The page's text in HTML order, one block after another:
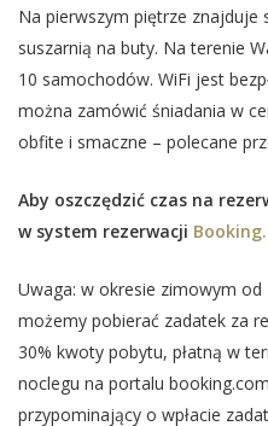
Na pierwszym piętrze znajduje
suszarnią na buty. Na terenie
10 samochodów. WiFi jest
można zamówić śniadania w
obfite i smaczne – polecane
Aby oszczędzić czas na
w system rezerwacji
Uwaga: w okresie zimowym
możemy pobierać zadatek za
30% kwoty pobytu, płatną w
noclegu na portalu
przypominający o wpłacie